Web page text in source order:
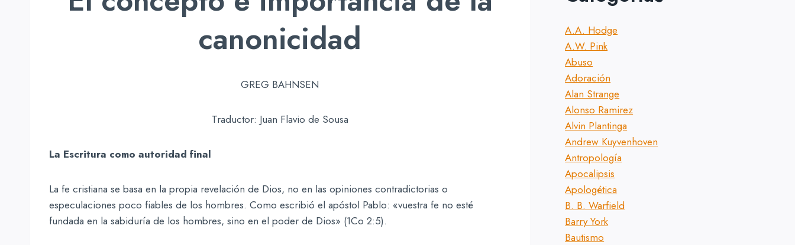
canonicidad
GREG BAHNSEN
Traductor: Juan Flavio de Sousa
La Escritura como autoridad final
La fe cristiana se basa en la propia revelación de Dios, no en las opiniones contradictorias o
especulaciones poco fiables de los hombres. Como escribió el apóstol Pablo: «vuestra fe no esté
fundada en la sabiduría de los hombres, sino en el poder de Dios» (1Co 2:5).
A.A. Hodge
A.W. Pink
Abuso
Adoración
Alan Strange
Alonso Ramirez
Alvin Plantinga
Andrew Kuyvenhoven
Antropología
Apocalipsis
Apologética
B. B. Warfield
Barry York
Bautismo